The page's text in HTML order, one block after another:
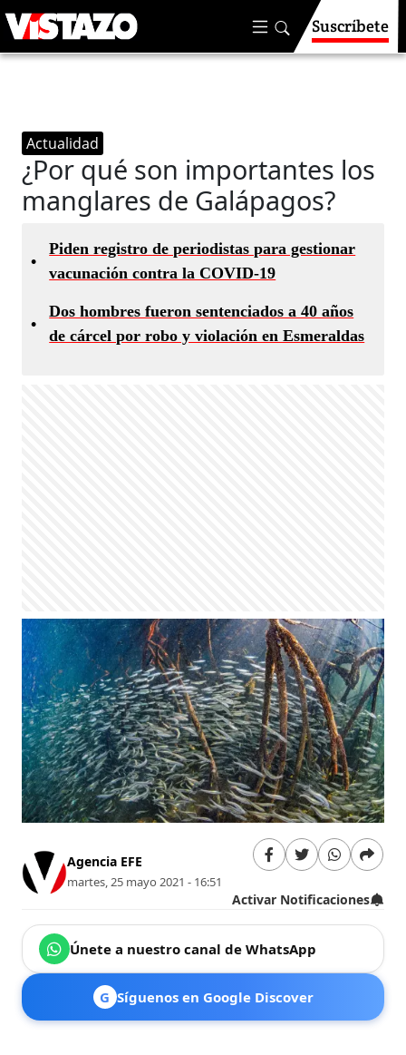
Suscríbete
Actualidad
¿Por qué son importantes los
manglares de Galápagos?
•
Piden registro de periodistas para gestionar
vacunación contra la COVID-19
•
Dos hombres fueron sentenciados a 40 años
de cárcel por robo y violación en Esmeraldas
Agencia EFE
martes, 25 mayo 2021 - 16:51
Activar Notificaciones
Únete a nuestro canal de WhatsApp
G Síguenos en Google Discover